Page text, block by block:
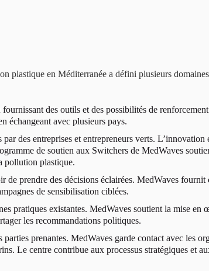
plastique en Méditerranée a défini plusieurs
des outils et des possibilités de
échangeant avec plusieurs pays.
des entreprises et entrepreneurs verts.
de soutien aux Switchers de MedWaves
pollution plastique.
prendre des décisions éclairées. MedWaves
de sensibilisation ciblées.
pratiques existantes. MedWaves soutient la mise
les recommandations politiques.
prenantes. MedWaves garde contact avec les
Le centre contribue aux processus stratégiques et